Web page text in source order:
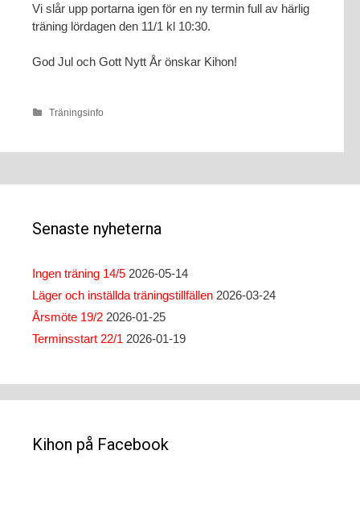
Vi slår upp portarna igen för en ny termin full av härlig
träning lördagen den 11/1 kl 10:30.
God Jul och Gott Nytt År önskar Kihon!
Träningsinfo
Senaste nyheterna
Ingen träning 14/5 2026-05-14
Läger och inställda träningstillfällen 2026-03-24
Årsmöte 19/2 2026-01-25
Terminsstart 22/1 2026-01-19
Kihon på Facebook